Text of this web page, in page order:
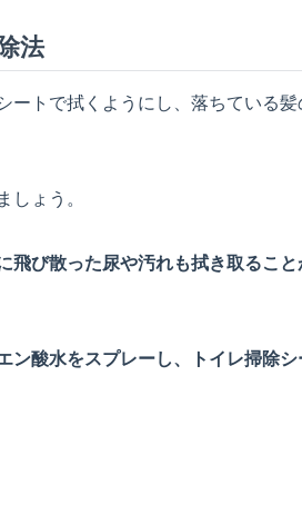
法
ートで拭くようにし、落ちている
しょう。
飛び散った尿や汚れも拭き取るこ
ン酸水をスプレーし、トイレ掃除